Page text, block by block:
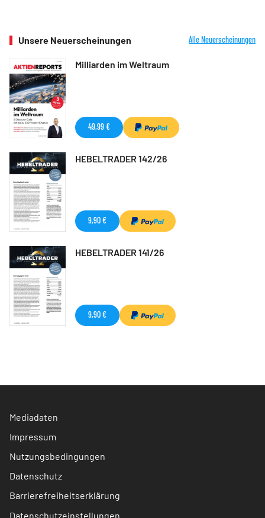
Unsere Neuerscheinungen Alle Neuerscheinungen
Milliarden im Weltraum
49,99 €
HEBELTRADER 142/26
9,90 €
HEBELTRADER 141/26
9,90 €
Mediadaten
Impressum
Nutzungsbedingungen
Datenschutz
Barrierefreiheitserklärung
Datenschutzeinstellungen